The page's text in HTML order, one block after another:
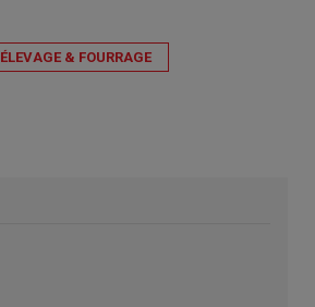
ÉLEVAGE & FOURRAGE